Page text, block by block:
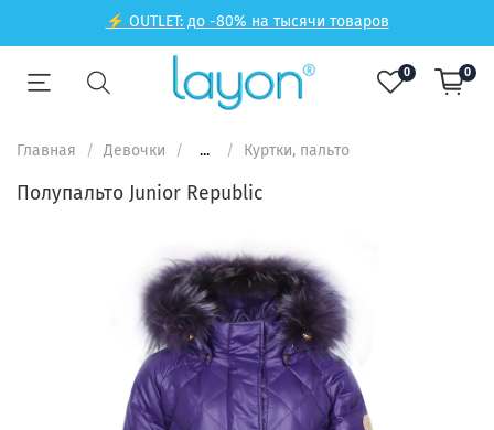
⚡ OUTLET: до -80% на тысячи товаров
0 0
Главная Девочки ... Куртки, пальто
Полупальто Junior Republic